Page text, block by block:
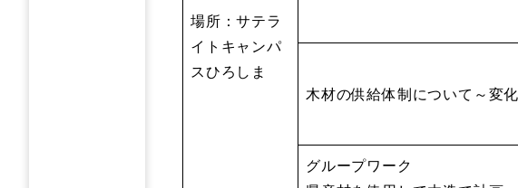
場所：サテラ
イトキャンパ
スひろしま
木材の供給体制について～変
グループワーク